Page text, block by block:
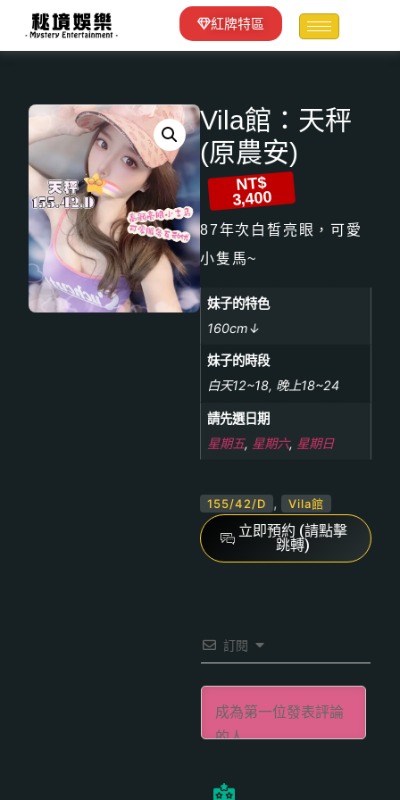
紅牌特區
Vila館：天秤
(原農安)
NT$
3,400
87年次白皙亮眼，可愛
小隻馬~
妹子的特色
160cm↓
妹子的時段
白天12~18, 晚上18~24
請先選日期
星期五, 星期六, 星期日
155/42/D , Vila館
立即預約 (請點擊
跳轉)
訂閱